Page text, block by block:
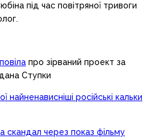
під час повітряної тривоги
про зірваний проект за
Ступки
найненависніші російські кальки
скандал через показ фільму